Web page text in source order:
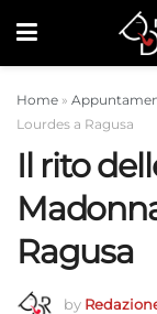
Home »
Lourdes a Ragusa
Il rito
Ragusa
by